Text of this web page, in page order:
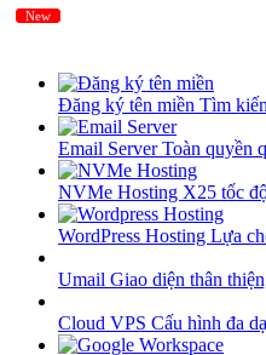
Đăng ký tên miền Tìm
Email ServerToàn quyền
NVMe Hosting X25 tốc
WordPress Hosting Lựa
Umail Giao diện thân
Cloud VPS Cấu hình đa
New
New